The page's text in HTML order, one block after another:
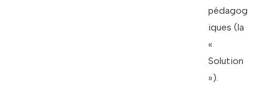
pédagog
iques (la
«
Solution
»).